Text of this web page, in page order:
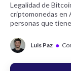
Legalidad de
criptomonedas en
personas que
Luis Paz ●